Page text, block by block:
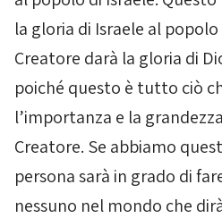
la gloria di Israele al
Creatore darà la gloria di
poiché questo è tutto ciò
l’importanza e la
Creatore. Se abbiamo
persona sarà in grado di
nessuno nel mondo che